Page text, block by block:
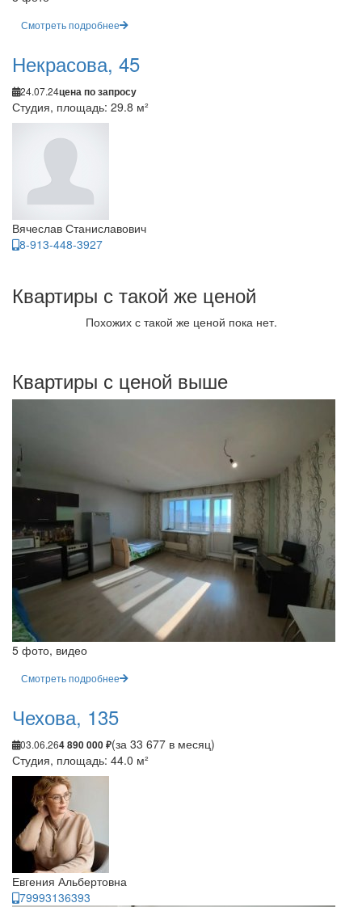
Смотреть подробнее
Некрасова, 45
24.07.24цена по запросу
Студия, площадь: 29.8 м²
Вячеслав Станиславович
8-913-448-3927
Квартиры с такой же ценой
Похожих с такой же ценой пока нет.
Квартиры с ценой выше
5 фото, видео
Смотреть подробнее
Чехова, 135
03.06.264 890 000 ₽(за 33 677 в месяц)
Студия, площадь: 44.0 м²
Евгения Альбертовна
79993136393